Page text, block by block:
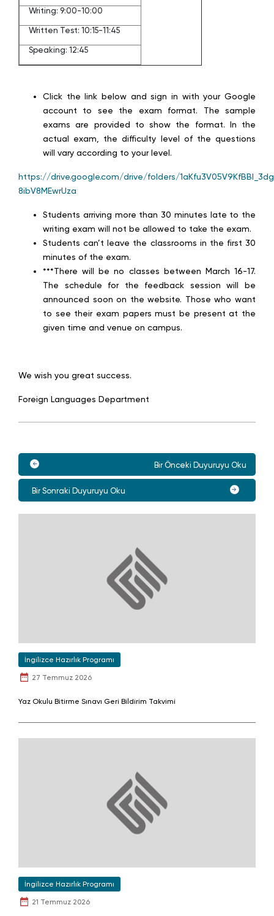
Writing: 9:00-10:00
Written Test: 10:15-11:45
Speaking: 12:45
Click the link below and sign in with your Google
account to see the exam format. The sample
exams are provided to show the format. In the
actual exam, the difficulty level of the questions
will vary according to your level.
https://drive.google.com/drive/folders/
8ibV8MEwrUza
Students arriving more than 30 minutes late to the
writing exam will not be allowed to take the exam.
Students can’t leave the classrooms in the first 30
minutes of the exam.
***There will be no classes between March 16-17.
The schedule for the feedback session will be
announced soon on the website. Those who want
to see their exam papers must be present at the
given time and venue on campus.
We wish you great success.
Foreign Languages Department
Bir Önceki Duyuruyu Oku
Bir Sonraki Duyuruyu Oku
İngilizce Hazırlık Programı
27 Temmuz 2026
Yaz Okulu Bitirme Sınavı Geri Bildirim Takvimi
İngilizce Hazırlık Programı
21 Temmuz 2026